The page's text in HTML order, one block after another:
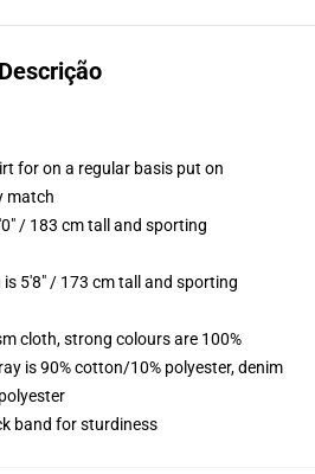
Descrição
for on a regular basis put on
match
/ 183 cm tall and sporting
5'8" / 173 cm tall and sporting
cloth, strong colours are 100%
is 90% cotton/10% polyester, denim
band for sturdiness